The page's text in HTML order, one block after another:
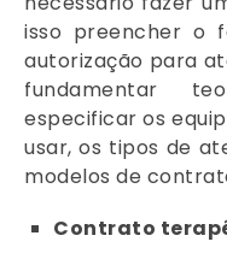
isso preencher o
autorização para
fundamentar
especificar os
usar, os tipos de
modelos de
Contrato